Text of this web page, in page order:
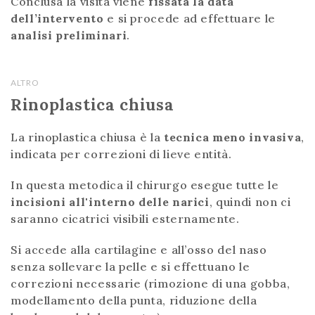
dell’intervento e si procede ad effettuare le
analisi preliminari.
ALTRO
Rinoplastica chiusa
La rinoplastica chiusa è la tecnica meno invasiva,
indicata per correzioni di lieve entità.
In questa metodica il chirurgo esegue tutte le
incisioni all'interno delle narici, quindi non ci
saranno cicatrici visibili esternamente.
Si accede alla cartilagine e all’osso del naso
senza sollevare la pelle e si effettuano le
correzioni necessarie (rimozione di una gobba,
modellamento della punta, riduzione della